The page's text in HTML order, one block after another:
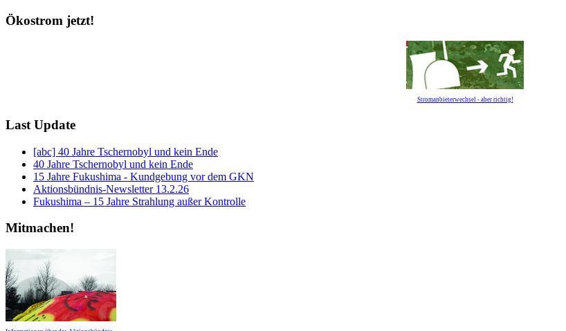
Ökostrom jetzt!
Stromanbieterwechsel - aber richtig!
Last Update
[abc] 40 Jahre Tschernobyl und kein Ende
40 Jahre Tschernobyl und kein Ende
15 Jahre Fukushima - Kundgebung vor dem GKN
Aktionsbündnis-Newsletter 13.2.26
Fukushima – 15 Jahre Strahlung außer Kontrolle
Mitmachen!